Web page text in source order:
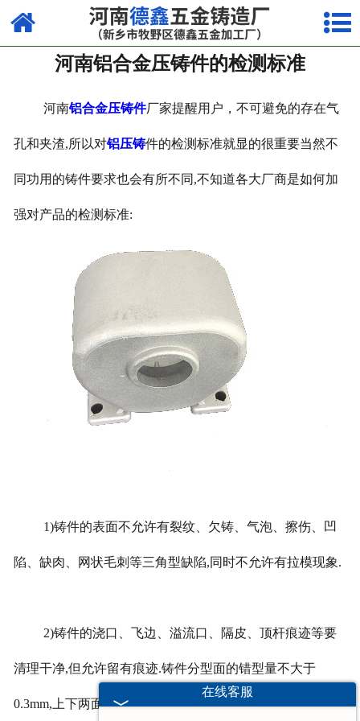
网站首页
走进我们
产品中心
荣誉资质
厂容厂貌
河南铝合金压铸件的检测标准
河南铝合金压铸件厂家提醒用户，不可避免的存在气
孔和夹渣,所以对铝压铸件的检测标准就显的很重要当然不
同功用的铸件要求也会有所不同 ,不知道各大厂商是如何加
强对产品的检测标准:
1)铸件的表面不允许有裂纹、欠铸、气泡、擦伤、凹
陷、缺肉、网状毛刺等三角型缺陷, 同时不允许有拉模现象.
2)铸件的浇口、飞边、溢流口、隔皮、顶杆痕迹等要
清理干净,但允许留有痕迹.铸件分型面的错型量不大于
0.3mm,上下两面的平面度不大于0.3mm.
在线客服